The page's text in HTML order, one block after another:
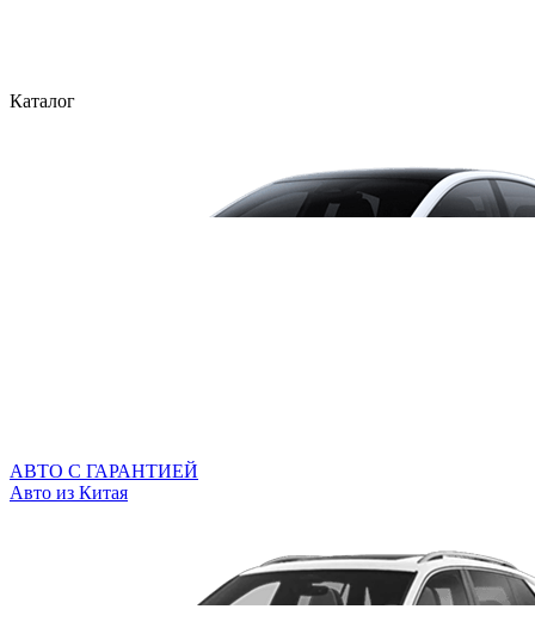
Каталог
АВТО С ГАРАНТИЕЙ
Авто из Китая